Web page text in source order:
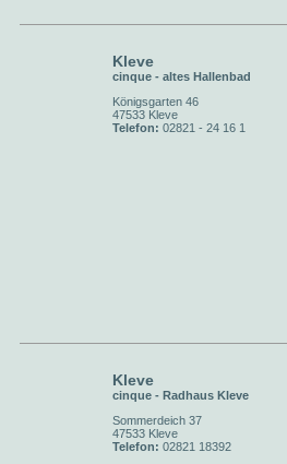
Kleve
cinque - altes Hallenbad
Königsgarten 46
47533 Kleve
Telefon: 02821 - 24 16 1
Kleve
cinque - Radhaus Kleve
Sommerdeich 37
47533 Kleve
Telefon: 02821 18392